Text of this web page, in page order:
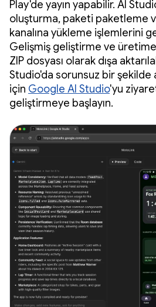
Play'de yayın yapabilir. AI
oluşturma, paketi paketleme
kanalına yükleme işlemlerini
Gelişmiş geliştirme ve
ZIP dosyası olarak dışa
Studio'da sorunsuz bir şekilde
için Google AI Studio'yu
geliştirmeye başlayın.